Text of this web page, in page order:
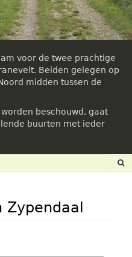
voor de twee prachtige
Beiden gelegen op
midden tussen de
beschouwd, gaat
buurten met ieder
Zypendaal